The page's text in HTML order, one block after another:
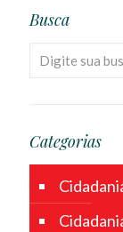
Busca
Categorias